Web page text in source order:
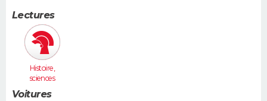
Lectures
Histoire,
sciences
humaines
Voitures